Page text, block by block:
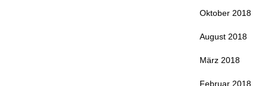
Oktober 2018
August 2018
März 2018
Februar 2018